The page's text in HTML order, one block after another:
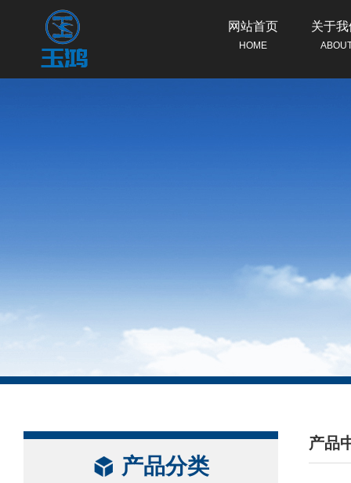
网站首页
HOME
关于
产品分类
产品
/